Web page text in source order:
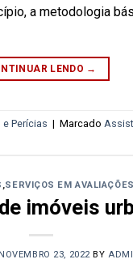
a metodologia
LENDO →
Perícias | Marcado
,SERVIÇOS EM
imóveis
NOVEMBRO 23, 2022 BY